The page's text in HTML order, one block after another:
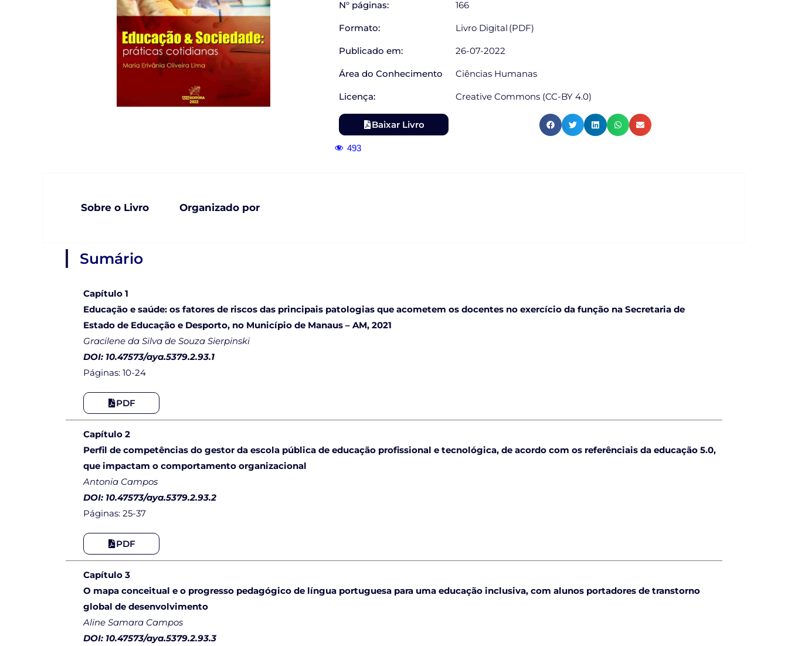
N° páginas: 166
Formato: Livro Digital (PDF)
Publicado em: 26-07-2022
Área do Conhecimento Ciências Humanas
Licença: Creative Commons (CC-BY 4.0)
Baixar Livro
493
Sobre o Livro Organizado por
Sumário
Capítulo 1
Educação e saúde: os fatores de riscos das principais patologias que acometem os docentes no exercício da função na Secretaria de
Estado de Educação e Desporto, no Município de Manaus – AM, 2021
Gracilene da Silva de Souza Sierpinski
DOI: 10.47573/aya.5379.2.93.1
Páginas: 10-24
PDF
Capítulo 2
Perfil de competências do gestor da escola pública de educação profissional e tecnológica, de acordo com os referênciais da educação 5.0,
que impactam o comportamento organizacional
Antonia Campos
DOI: 10.47573/aya.5379.2.93.2
Páginas: 25-37
PDF
Capítulo 3
O mapa conceitual e o progresso pedagógico de língua portuguesa para uma educação inclusiva, com alunos portadores de transtorno
global de desenvolvimento
Aline Samara Campos
DOI: 10.47573/aya.5379.2.93.3